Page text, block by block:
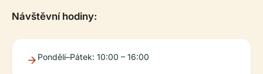
Návštěvní hodiny:
Pondělí–Pátek: 10:00 – 16:00